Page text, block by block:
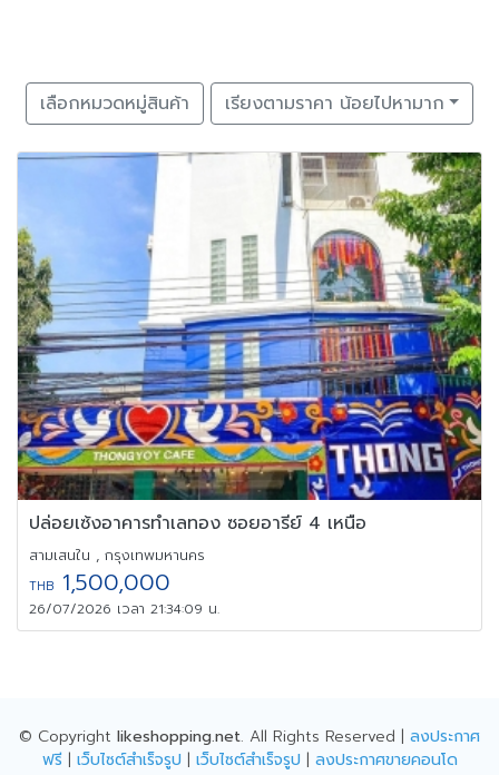
เลือกหมวดหมู่สินค้า เรียงตามราคา น้อยไปหามาก
ปล่อยเซ้งอาคารทำเลทอง ซอยอารีย์ 4 เหนือ
สามเสนใน , กรุงเทพมหานคร
THB 1,500,000
26/07/2026 เวลา 21:34:09 น.
© Copyright likeshopping.net. All Rights Reserved | ลงประกาศ
ฟรี| เว็บไซต์สำเร็จรูป | เว็บไซต์สำเร็จรูป | ลงประกาศขายคอนโด